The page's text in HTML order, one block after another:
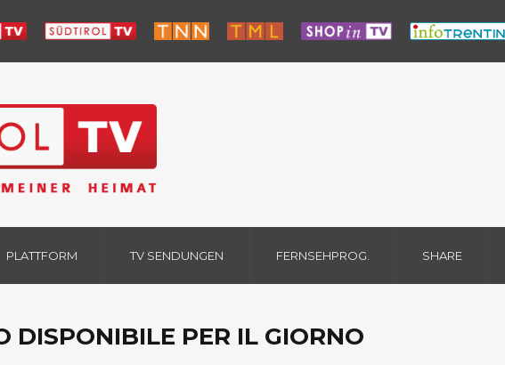
PLATTFORM TV SENDUNGEN FERNSEHPROG. SHARE
DISPONIBILE PER IL GIORNO